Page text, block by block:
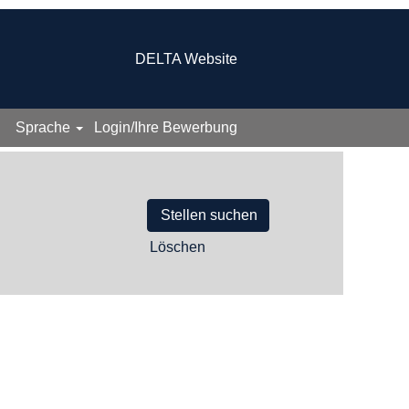
DELTA Website
Sprache Login/Ihre Bewerbung
Löschen